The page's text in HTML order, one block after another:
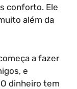
conforto. Ele
além da
a fazer
e
dinheiro tem